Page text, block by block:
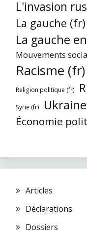
L'invasion
La gauche (fr)
La gauche
Mouvements
Racisme (fr)
Religion politique (fr)
Syrie (fr)
Économie
Articles
Déclarations
Dossiers